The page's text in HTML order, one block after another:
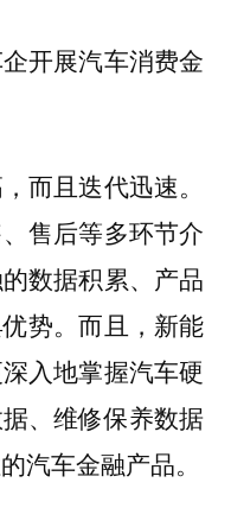
开展汽车消费金
而且迭代迅速。
售后等多环节介
数据积累、产品
势。而且，新能
入地掌握汽车硬
、维修保养数据
汽车金融产品。